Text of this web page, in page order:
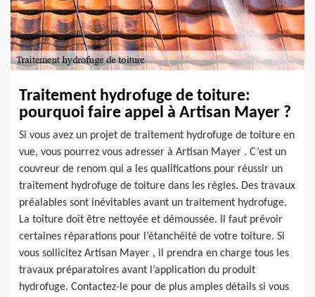
Traitement hydrofuge de toiture:
pourquoi faire appel à Artisan Mayer ?
Si vous avez un projet de traitement hydrofuge de toiture en
vue, vous pourrez vous adresser à Artisan Mayer . C’est un
couvreur de renom qui a les qualifications pour réussir un
traitement hydrofuge de toiture dans les règles. Des travaux
préalables sont inévitables avant un traitement hydrofuge.
La toiture doit être nettoyée et démoussée. Il faut prévoir
certaines réparations pour l’étanchéité de votre toiture. Si
vous sollicitez Artisan Mayer , il prendra en charge tous les
travaux préparatoires avant l’application du produit
hydrofuge. Contactez-le pour de plus amples détails si vous